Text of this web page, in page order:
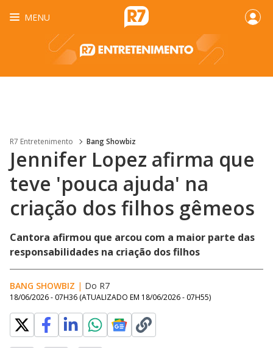
MENU
R7 Entretenimento Bang Showbiz
Jennifer Lopez afirma que
teve 'pouca ajuda' na
criação dos filhos gêmeos
Cantora afirmou que arcou com a maior parte das
responsabilidades na criação dos filhos
BANG SHOWBIZ | Do R7
18/06/2026 - 07H36 (ATUALIZADO EM 18/06/2026 - 07H55)